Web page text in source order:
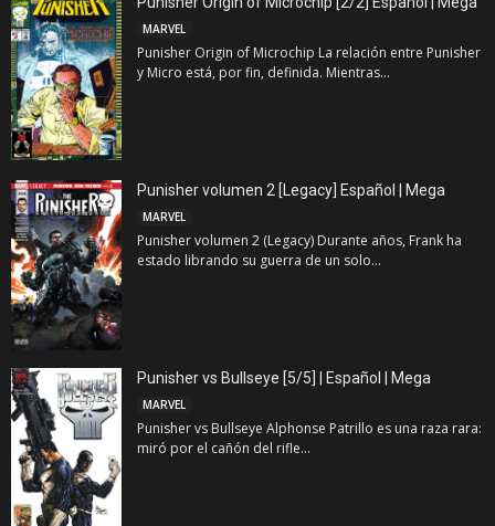
MARVEL
Punisher Origin of Microchip La relación entre Punisher
y Micro está, por fin, definida. Mientras...
Punisher volumen 2 [Legacy] Español | Mega
MARVEL
Punisher volumen 2 (Legacy) Durante años, Frank ha
estado librando su guerra de un solo...
Punisher vs Bullseye [5/5] | Español | Mega
MARVEL
Punisher vs Bullseye Alphonse Patrillo es una raza rara:
miró por el cañón del rifle...